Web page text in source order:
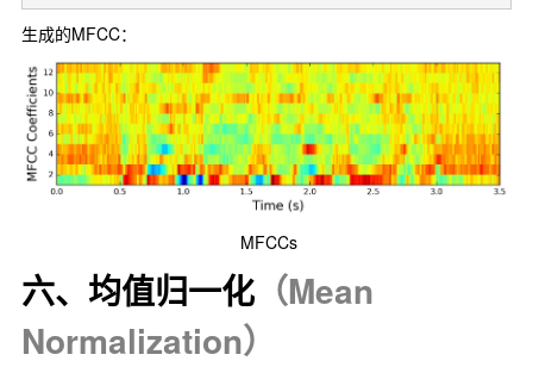
生成的MFCC：
MFCCs
六、均值归一化 （Mean
Normalization）